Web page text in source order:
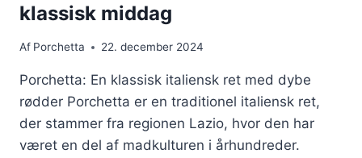
klassisk middag
Af Porchetta 22. december 2024
Porchetta: En klassisk italiensk ret med dybe
rødder Porchetta er en traditionel italiensk ret,
der stammer fra regionen Lazio, hvor den har
været en del af madkulturen i århundreder.